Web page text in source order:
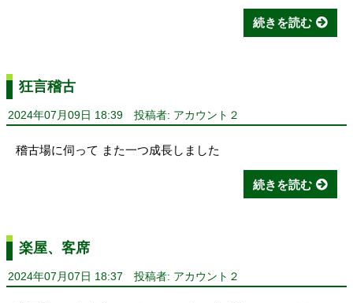
続きを読む
狂言稽古
2024年07月09日 18:39 投稿者: アカウント２
稽古場に伺って また一つ成長しました
続きを読む
楽屋、客席
2024年07月07日 18:37 投稿者: アカウント２